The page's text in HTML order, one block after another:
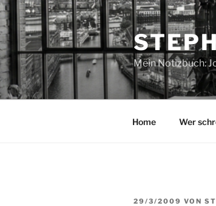
Zum
Inhalt
springen
Mein Notizbuch:
Home Wer
VERÖFFENTLICHT
29/3/2009 VON